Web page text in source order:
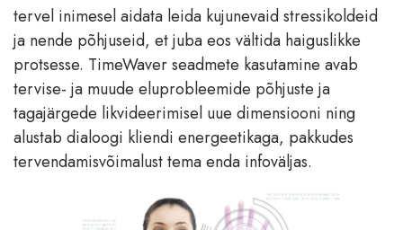
tervel inimesel aidata leida kujunevaid stressikoldeid
ja nende põhjuseid, et juba eos vältida haiguslikke
protsesse. TimeWaver seadmete kasutamine avab
tervise- ja muude eluprobleemide põhjuste ja
tagajärgede likvideerimisel uue dimensiooni ning
alustab dialoogi kliendi energeetikaga, pakkudes
tervendamisvõimalust tema enda infoväljas.